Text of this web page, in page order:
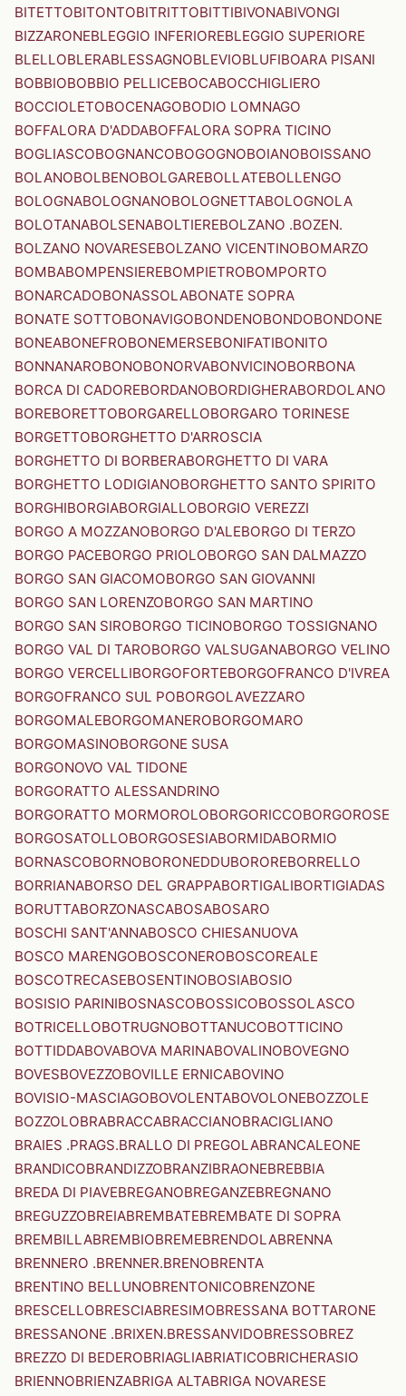
BITETTOBITONTOBITRITTOBITTIBIVONABIVONGI
BIZZARONEBLEGGIO INFERIOREBLEGGIO SUPERIORE
BLELLOBLERABLESSAGNOBLEVIOBLUFIBOARA PISANI
BOBBIOBOBBIO PELLICEBOCABOCCHIGLIERO
BOCCIOLETOBOCENAGOBODIO LOMNAGO
BOFFALORA D'ADDABOFFALORA SOPRA TICINO
BOGLIASCOBOGNANCOBOGOGNOBOIANOBOISSANO
BOLANOBOLBENOBOLGAREBOLLATEBOLLENGO
BOLOGNABOLOGNANOBOLOGNETTABOLOGNOLA
BOLOTANABOLSENABOLTIEREBOLZANO .BOZEN.
BOLZANO NOVARESEBOLZANO VICENTINOBOMARZO
BOMBABOMPENSIEREBOMPIETROBOMPORTO
BONARCADOBONASSOLABONATE SOPRA
BONATE SOTTOBONAVIGOBONDENOBONDOBONDONE
BONEABONEFROBONEMERSEBONIFATIBONITO
BONNANAROBONOBONORVABONVICINOBORBONA
BORCA DI CADOREBORDANOBORDIGHERABORDOLANO
BOREBORETTOBORGARELLOBORGARO TORINESE
BORGETTOBORGHETTO D'ARROSCIA
BORGHETTO DI BORBERABORGHETTO DI VARA
BORGHETTO LODIGIANOBORGHETTO SANTO SPIRITO
BORGHIBORGIABORGIALLOBORGIO VEREZZI
BORGO A MOZZANOBORGO D'ALEBORGO DI TERZO
BORGO PACEBORGO PRIOLOBORGO SAN DALMAZZO
BORGO SAN GIACOMOBORGO SAN GIOVANNI
BORGO SAN LORENZOBORGO SAN MARTINO
BORGO SAN SIROBORGO TICINOBORGO TOSSIGNANO
BORGO VAL DI TAROBORGO VALSUGANABORGO VELINO
BORGO VERCELLIBORGOFORTEBORGOFRANCO D'IVREA
BORGOFRANCO SUL POBORGOLAVEZZARO
BORGOMALEBORGOMANEROBORGOMARO
BORGOMASINOBORGONE SUSA
BORGONOVO VAL TIDONE
BORGORATTO ALESSANDRINO
BORGORATTO MORMOROLOBORGORICCOBORGOROSE
BORGOSATOLLOBORGOSESIABORMIDABORMIO
BORNASCOBORNOBORONEDDUBOROREBORRELLO
BORRIANABORSO DEL GRAPPABORTIGALIBORTIGIADAS
BORUTTABORZONASCABOSABOSARO
BOSCHI SANT'ANNABOSCO CHIESANUOVA
BOSCO MARENGOBOSCONEROBOSCOREALE
BOSCOTRECASEBOSENTINOBOSIABOSIO
BOSISIO PARINIBOSNASCOBOSSICOBOSSOLASCO
BOTRICELLOBOTRUGNOBOTTANUCOBOTTICINO
BOTTIDDABOVABOVA MARINABOVALINOBOVEGNO
BOVESBOVEZZOBOVILLE ERNICABOVINO
BOVISIO-MASCIAGOBOVOLENTABOVOLONEBOZZOLE
BOZZOLOBRABRACCABRACCIANOBRACIGLIANO
BRAIES .PRAGS.BRALLO DI PREGOLABRANCALEONE
BRANDICOBRANDIZZOBRANZIBRAONEBREBBIA
BREDA DI PIAVEBREGANOBREGANZEBREGNANO
BREGUZZOBREIABREMBATEBREMBATE DI SOPRA
BREMBILLABREMBIOBREMEBRENDOLABRENNA
BRENNERO .BRENNER.BRENOBRENTA
BRENTINO BELLUNOBRENTONICOBRENZONE
BRESCELLOBRESCIABRESIMOBRESSANA BOTTARONE
BRESSANONE .BRIXEN.BRESSANVIDOBRESSOBREZ
BREZZO DI BEDEROBRIAGLIABRIATICOBRICHERASIO
BRIENNOBRIENZABRIGA ALTABRIGA NOVARESE